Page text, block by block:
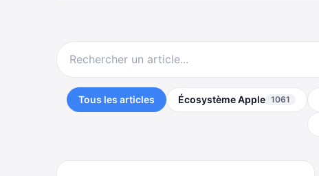
Tous les articles Écosystème Apple 1061